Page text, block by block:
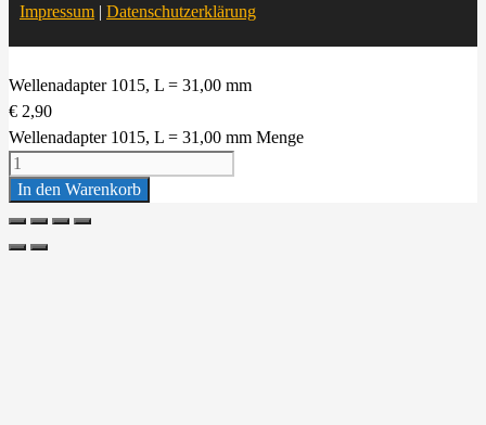
Impressum | Datenschutzerklärung
Wellenadapter 1015, L = 31,00 mm
€ 2,90
Wellenadapter 1015, L = 31,00 mm Menge
In den Warenkorb